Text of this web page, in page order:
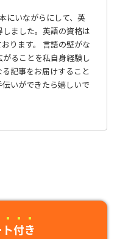
にいながらにして、英
ました。英語の資格は
ります。 言語の壁がな
ることを私自身経験し
記事をお届けすること
いができたら嬉しいで
付き